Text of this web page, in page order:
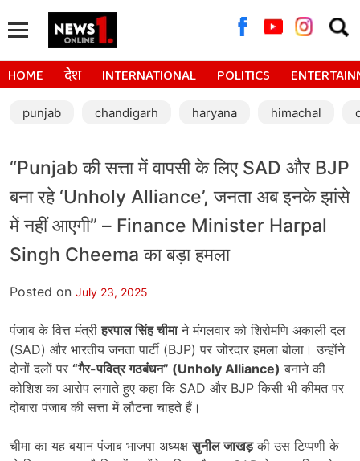
for:
HOME देश INTERNATIONAL POLITICS
punjab chandigarh haryana himachal
“Punjab की सत्ता में वापसी के लिए SAD और BJP
बना रहे ‘Unholy Alliance’, जनता अब इनके झांसे
में नहीं आएगी” – Finance Minister Harpal
Singh Cheema का बड़ा हमला
Posted on July 23, 2025
पंजाब के वित्त मंत्रीहरपाल सिंह चीमाने मंगलवार को शिरोमणि अकाली दल
(SAD) और भारतीय जनता पार्टी (BJP) पर जोरदार हमला बोला। उन्होंने
दोनों दलों पर “गैर-पवित्र गठबंधन” (Unholy Alliance) बनाने की
कोशिश का आरोप लगाते हुए कहा कि SAD और BJP किसी भी कीमत पर
दोबारा पंजाब की सत्ता में लौटना चाहते हैं।
चीमा का यह बयान पंजाब भाजपा अध्यक्षसुनील जाखड़की उस टिप्पणी के